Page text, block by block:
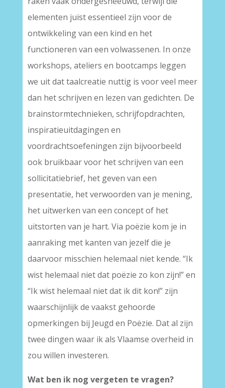
elementen juist essentieel zijn voor de
ontwikkeling van een kind en het
functioneren van een volwassenen. In onze
workshops, ateliers en bootcamps leggen
we uit dat taalcreatie nuttig is voor veel meer
dan het schrijven en lezen van gedichten. De
brainstormtechnieken, schrijfopdrachten,
inspiratieuitdagingen en
voordrachtsoefeningen zijn bijvoorbeeld
ook bruikbaar voor het schrijven van een
sollicitatiebrief, het geven van een
presentatie, het verwoorden van je mening,
het uitwerken van een concept of het
uitstorten van je hart. Via poëzie kom je in
aanraking met kanten van jezelf die je
daarvoor misschien helemaal niet kende. “Ik
wist helemaal niet dat poëzie zo kon zijn!” en
“Ik wist helemaal niet dat ik dit kon!” zijn
waarschijnlijk de vaakst gehoorde
opmerkingen bij Jeugd en Poëzie. Dat al zijn
twee dingen waar ik als Vlaamse overheid in
zou willen investeren.
Wat ben ik nog vergeten te vragen?